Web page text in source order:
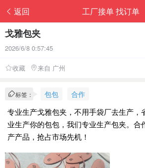
返回 工厂接单 找订单
戈雅包夹
2026/6/8 0:57:45
收藏 来自 广州
标签： 包包 合作
专业生产戈雅包夹，不用手袋厂去生产，
业生产你的包包，我们专业生产包夹。合
产产品，抢占市场先机！